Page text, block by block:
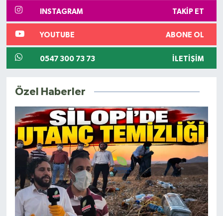
INSTAGRAM TAKIP ET
YOUTUBE ABONE OL
0547 300 73 73 İLETIŞIM
Özel Haberler